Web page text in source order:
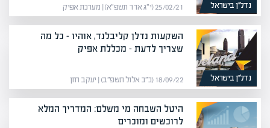
נדל”ן בישראל 25/02/21 (י״ג אדר תשפ״א) | מערכת אפיק
נדל”ן בישראל
השקעות נדלן קליבלנד, אוהיו – כל מה
שצריך לדעת – מכללת אפיק
18/09/22 (כ״ב אלול תשפ״ב) | יעקב חזן
היטל השבחה מי משלם: המדריך המלא
לרוכשים ומוכרים